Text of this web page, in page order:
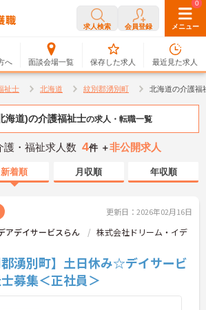
求人検索 会員登録 メニュー
へ 面談会場一覧
0
保存した求人
0
最近見た求人
祉士 北海道 紋別郡湧別町 北海道の介護福
海道)の介護福祉士の求人・転職一覧
護・福祉求人数 4件 ＋非公開求人
新着順 月収順 年収順
更新日：2026年02月16日
アデイサービスらん
株式会社ドリーム・イデ
郡湧別町】土日休み☆デイサービ
募集＜正社員＞